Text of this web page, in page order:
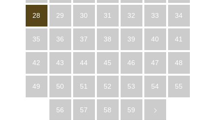
28 29 30 31 32 33 34
35 36 37 38 39 40 41
42 43 44 45 46 47 48
49 50 51 52 53 54 55
56 57 58 59